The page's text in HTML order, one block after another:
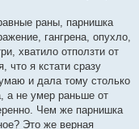
раны, парнишка
гангрена, опухло,
хватило отползти от
что я кстати сразу
и дала тому столько
а не умер раньше от
Чем же парнишка
Это же верная